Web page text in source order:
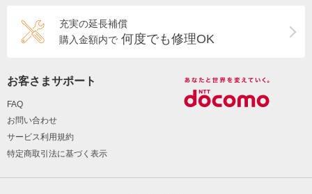
充実の延長補償
購入金額内で 何度でも修理OK
お客さまサポート
FAQ
お問い合わせ
サービス利用規約
特定商取引法に基づく表示